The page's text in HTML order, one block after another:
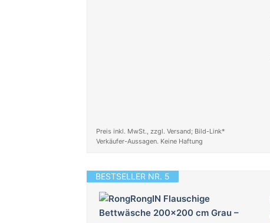
Preis inkl. MwSt., zzgl. Versand; Bild-Link*
Verkäufer-Aussagen. Keine Haftung
BESTSELLER NR. 5